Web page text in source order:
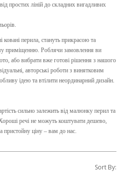
простих ліній до складних вигадливих
ковані перила, стануть прикрасою та
приміщенню. Роблячи замовлення ви
або вибрати вже готові рішення з нашого
авторські роботи з винятковим
ідею та втілити неординарний дизайн.
сильно залежить від малюнку перил та
речі не можуть коштувати дешево,
пристойну ціну – вам до нас.
Sort By: